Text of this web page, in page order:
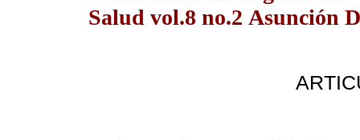
Salud vol.8 no.2 Asunción